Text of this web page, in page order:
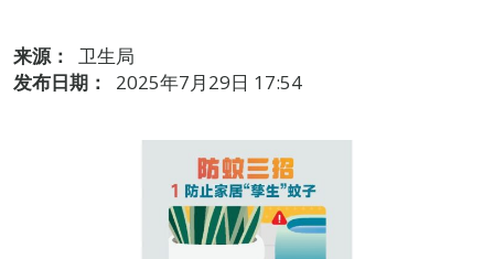
来源：
卫生局
发布日期：
2025年7月29日 17:54